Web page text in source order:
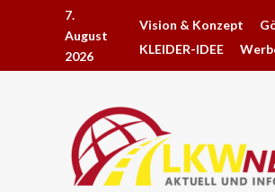
7.
August
2026
Vision & Konzept
KLEIDER-IDEE